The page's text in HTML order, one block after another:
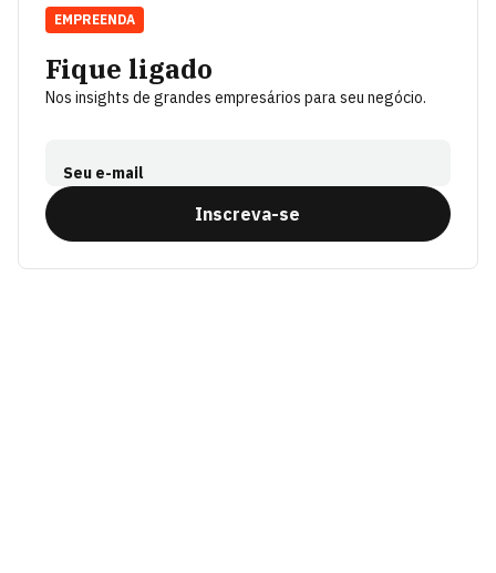
Fique ligado
Nos insights de grandes empresários para seu negócio.
Seu e-mail
Inscreva-se
EMPREENDA